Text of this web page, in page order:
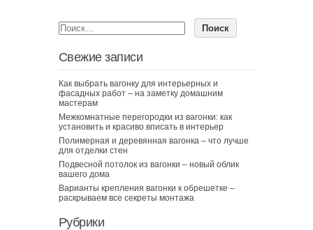
Свежие записи
Как выбрать вагонку для интерьерных и
фасадных работ – на заметку домашним
мастерам
Межкомнатные перегородки из вагонки: как
установить и красиво вписать в интерьер
Полимерная и деревянная вагонка – что лучше
для отделки стен
Подвесной потолок из вагонки – новый облик
вашего дома
Варианты крепления вагонки к обрешетке –
раскрываем все секреты монтажа
Рубрики